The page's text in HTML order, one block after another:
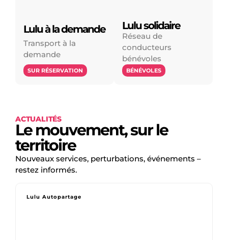
Lulu à la demande
Transport à la
demande
SUR RÉSERVATION
Lulu solidaire
Réseau de
conducteurs
bénévoles
BÉNÉVOLES
ACTUALITÉS
Le mouvement, sur le
territoire
Nouveaux services, perturbations, événements –
restez informés.
Lulu Autopartage